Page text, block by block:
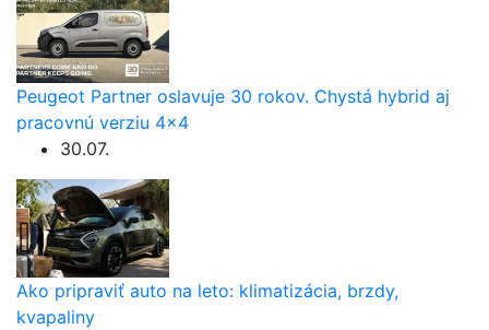
Peugeot Partner oslavuje 30 rokov. Chystá hybrid aj
pracovnú verziu 4×4
30.07.
Ako pripraviť auto na leto: klimatizácia, brzdy,
kvapaliny